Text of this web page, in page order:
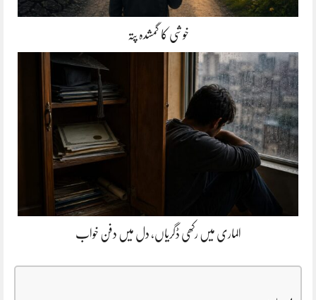
خوشی کا گمشدہ پتہ
الماری میں رکھی ڈگریاں، دل میں دفن خواب